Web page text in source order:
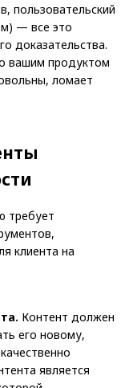
пользовательский
— все это
доказательства.
вашим продуктом
ломает
требует
клиента на
Контент должен
его новому,
является